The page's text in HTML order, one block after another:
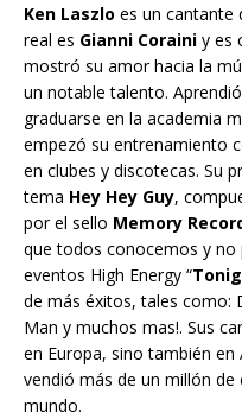
Ken Laszlo es un cantante
real es Gianni Coraini y es
mostró su amor hacia la
un notable talento.
graduarse en la academia
empezó su entrenamiento
en clubes y discotecas. Su
tema Hey Hey Guy,
por el sello Memory
que todos conocemos y no
eventos High Energy “
de más éxitos, tales como:
Man y muchos mas!. Sus
en Europa, sino también en
vendió más de un millón
mundo.